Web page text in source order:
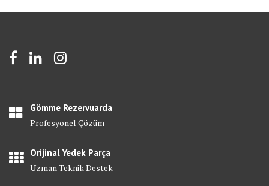
Gömme Rezervuarda
Profesyonel Çözüm
Orijinal Yedek Parça
Uzman Teknik Destek